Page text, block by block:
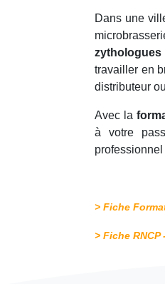
Dans une
travailler en
distributeur
Avec la
à votre
> Fiche
> Fiche RNCP